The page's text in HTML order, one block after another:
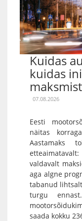
Kuidas
kuidas
07.08.2026
Eesti
näitas
Aastamaks
valdavalt
aga algne
tabanud
turgu
saada kokku